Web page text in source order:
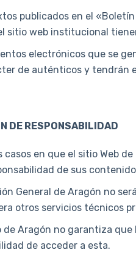
publicados en el
sitio web institucional
electrónicos que se
de auténticos y tendrán
DE RESPONSABILIDAD
casos en que el sitio Web
de sus
General de Aragón no
otros servicios técnicos
de Aragón no garantiza
de acceder a esta.